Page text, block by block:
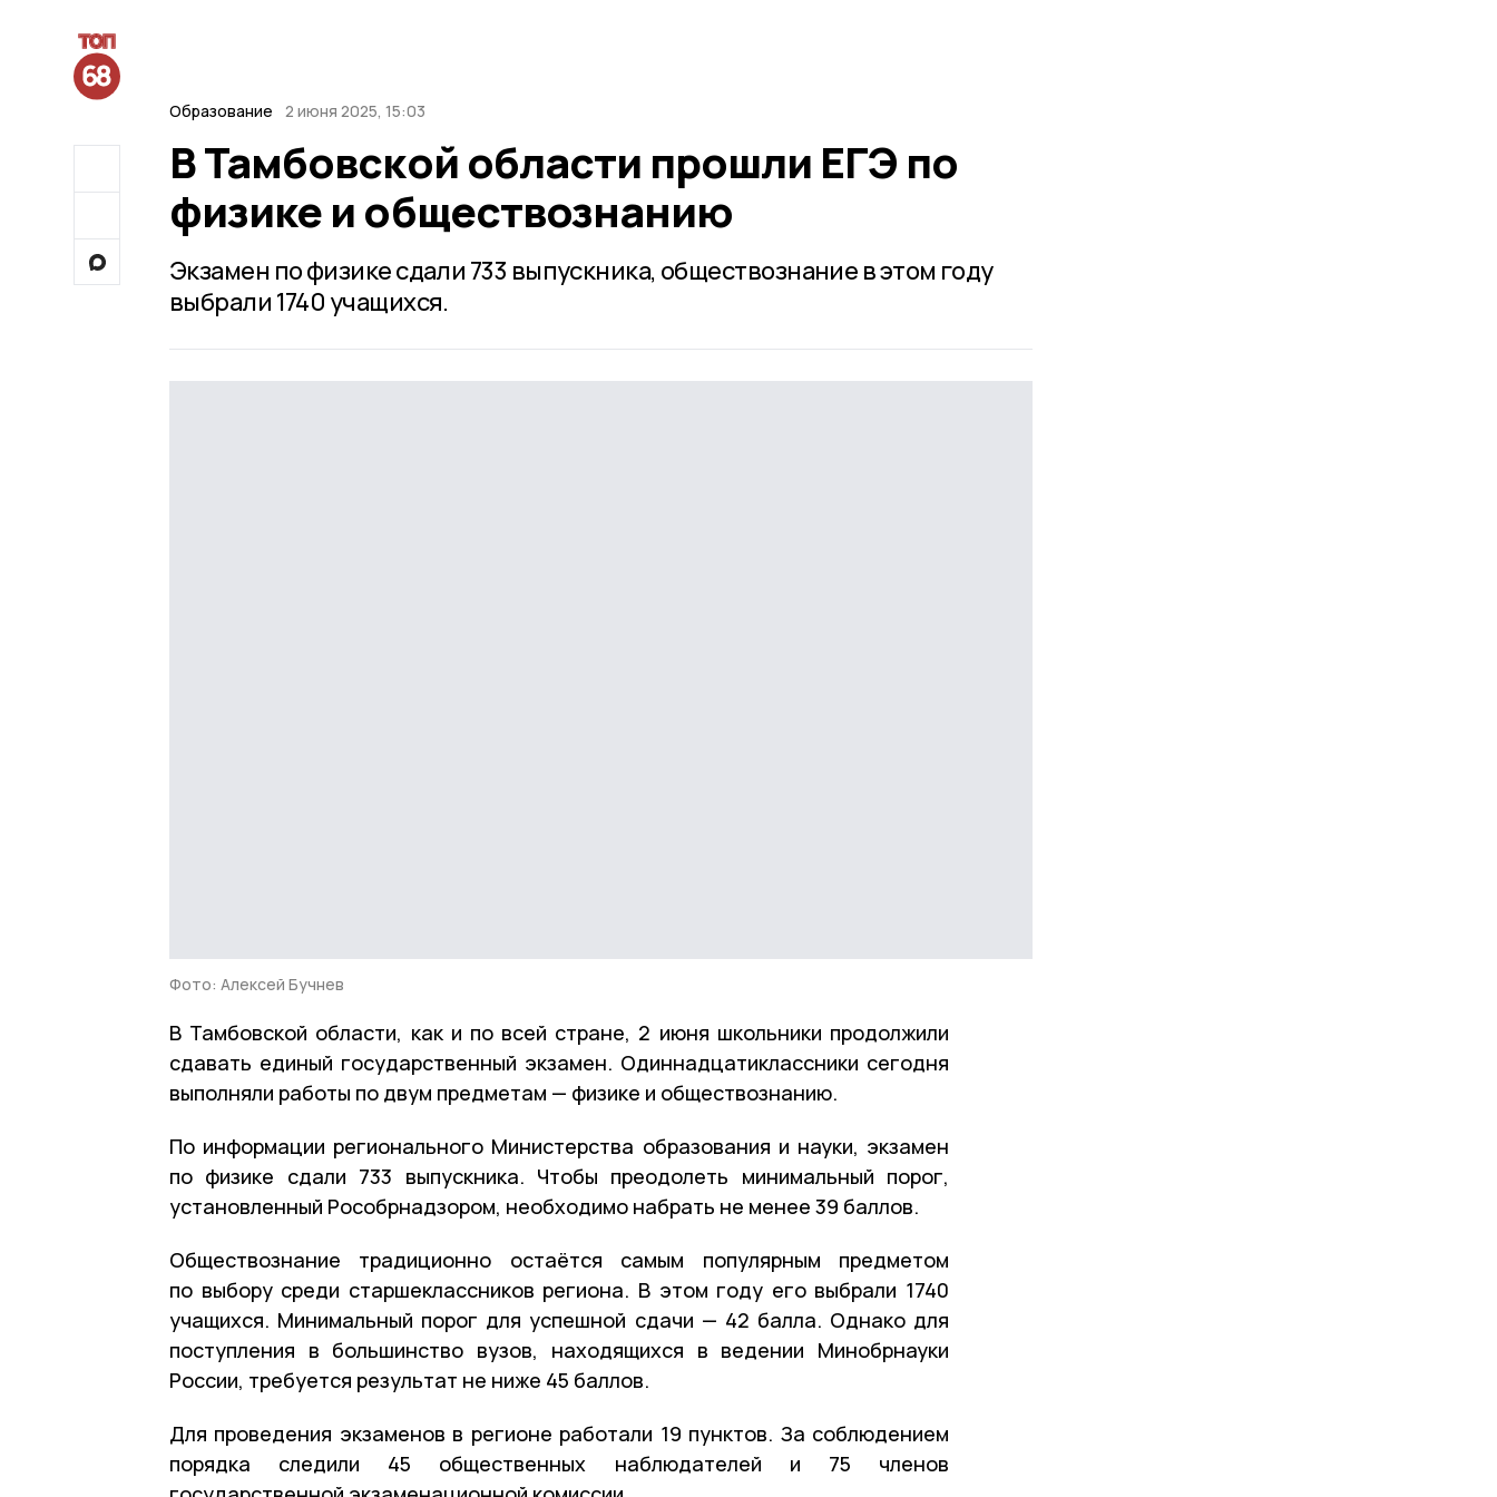
Образование 2 июня 2025, 15:03
В Тамбовской области прошли ЕГЭ по
физике и обществознанию
Экзамен по физике сдали 733 выпускника, обществознание в этом году
выбрали 1740 учащихся.
Фото: Алексей Бучнев
В Тамбовской области, как и по всей стране, 2 июня школьники продолжили
сдавать единый государственный экзамен. Одиннадцатиклассники сегодня
выполняли работы по двум предметам — физике и обществознанию.
По информации регионального Министерства образования и науки, экзамен
по физике сдали 733 выпускника. Чтобы преодолеть минимальный порог,
установленный Рособрнадзором, необходимо набрать не менее 39 баллов.
Обществознание традиционно остаётся самым популярным предметом
по выбору среди старшеклассников региона. В этом году его выбрали 1740
учащихся. Минимальный порог для успешной сдачи — 42 балла. Однако для
поступления в большинство вузов, находящихся в ведении Минобрнауки
России, требуется результат не ниже 45 баллов.
Для проведения экзаменов в регионе работали 19 пунктов. За соблюдением
порядка следили 45 общественных наблюдателей и 75 членов